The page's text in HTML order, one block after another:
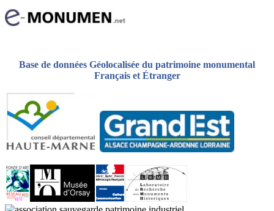
Base de données Géolocalisée du patrimoine monumental
Français et Étranger